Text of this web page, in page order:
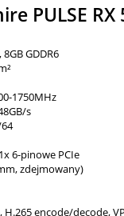
PULSE RX
GDDR6
1750MHz
​s
6-pinowe PCIe
zdejmowany)
encode/​decode,